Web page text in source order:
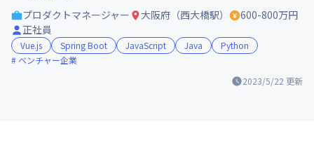
2023/5/22 更新
プロダクトマネージャー 大阪府（西大橋駅）
600-800万円
正社員
Vue.js Spring Boot JavaScript Java
Python
ベンチャー企業